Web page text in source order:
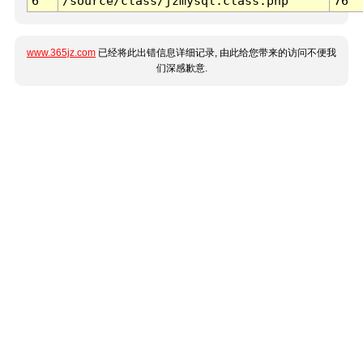
www.365jz.com 已经将此出错信息详细记录, 由此给您带来的访问不便我
们深感歉意.